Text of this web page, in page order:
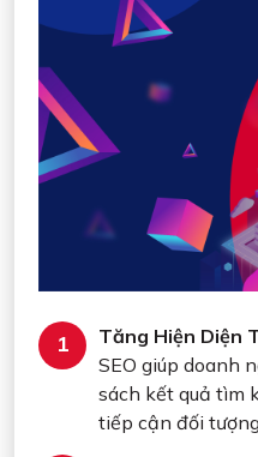
Tăng Hiện Diện
SEO giúp doanh
sách kết quả tìm
tiếp cận đối